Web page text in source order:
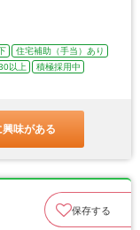
住宅補助（手当）あり
以上
積極採用中
味がある
保存する